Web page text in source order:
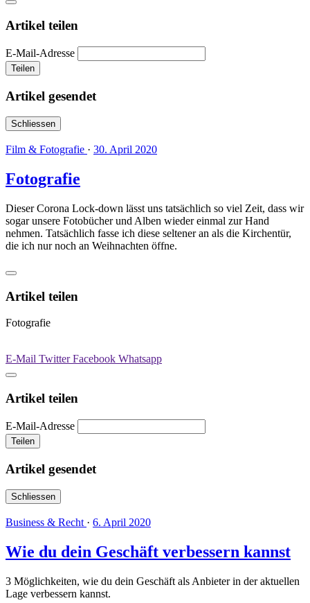
Artikel teilen
E-Mail-Adresse
Teilen
Artikel gesendet
Schliessen
Film & Fotografie · 30. April 2020
Fotografie
Dieser Corona Lock-down lässt uns tatsächlich so viel Zeit, dass wir
sogar unsere Fotobücher und Alben wieder einmal zur Hand
nehmen. Tatsächlich fasse ich diese seltener an als die Kirchentür,
die ich nur noch an Weihnachten öffne.
Artikel teilen
Fotografie
E-Mail TwitterFacebook Whatsapp
Artikel teilen
E-Mail-Adresse
Teilen
Artikel gesendet
Schliessen
Business & Recht · 6. April 2020
Wie du dein Geschäft verbessern kannst
3 Möglichkeiten, wie du dein Geschäft als Anbieter in der aktuellen
Lage verbessern kannst.